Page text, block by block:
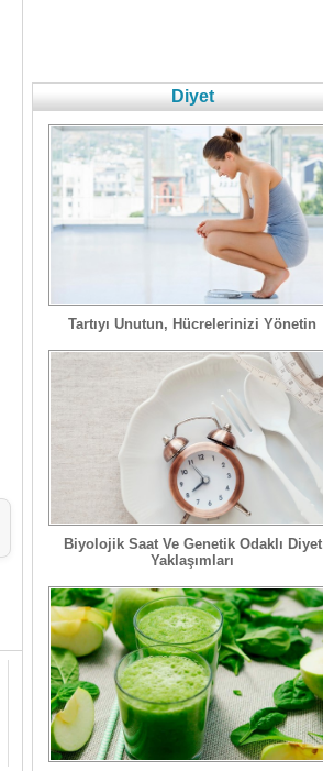
Diyet
Tartıyı Unutun, Hücrelerinizi Yönetin
Biyolojik Saat Ve Genetik Odaklı Diyet
Yaklaşımları